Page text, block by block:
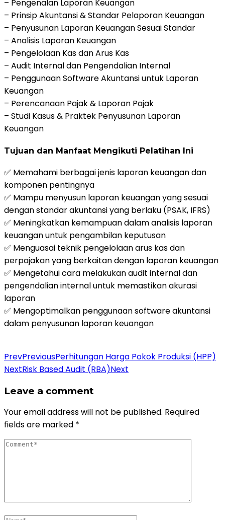
– Pengenalan Laporan Keuangan
– Prinsip Akuntansi & Standar Pelaporan Keuangan
– Penyusunan Laporan Keuangan Sesuai Standar
– Analisis Laporan Keuangan
– Pengelolaan Kas dan Arus Kas
– Audit Internal dan Pengendalian Internal
– Penggunaan Software Akuntansi untuk Laporan
Keuangan
– Perencanaan Pajak & Laporan Pajak
– Studi Kasus & Praktek Penyusunan Laporan
Keuangan
Tujuan dan Manfaat Mengikuti Pelatihan Ini
✅ Memahami berbagai jenis laporan keuangan dan
komponen pentingnya
✅ Mampu menyusun laporan keuangan yang sesuai
dengan standar akuntansi yang berlaku (PSAK, IFRS)
✅ Meningkatkan kemampuan dalam analisis laporan
keuangan untuk pengambilan keputusan
✅ Menguasai teknik pengelolaan arus kas dan
perpajakan yang berkaitan dengan laporan keuangan
✅ Mengetahui cara melakukan audit internal dan
pengendalian internal untuk memastikan akurasi
laporan
✅ Mengoptimalkan penggunaan software akuntansi
dalam penyusunan laporan keuangan
PrevPreviousPerhitungan Harga Pokok Produksi (HPP)
NextRisk Based Audit (RBA)Next
Leave a comment
Your email address will not be published. Required
fields are marked *